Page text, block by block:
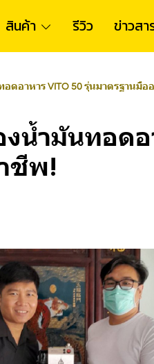
สินค้า รีวิว ข่าวส
ดอาหาร VITO 50 รุ่นมาตรฐานมือ
น้ำมันทอด
ชีพ!